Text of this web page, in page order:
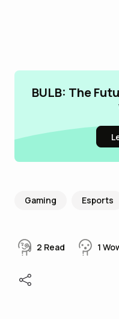
BULB: The
Gaming Esports
2 Read 1